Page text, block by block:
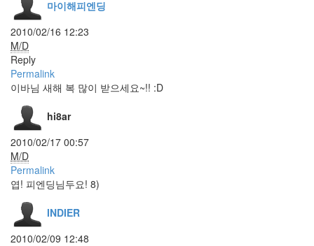
마이해피엔딩
2010/02/16 12:23
M/D
Reply
Permalink
이바님 새해 복 많이 받으세요~!! :D
hi8ar
2010/02/17 00:57
M/D
Permalink
엽! 피엔딩님두요! 8)
INDIER
2010/02/09 12:48
Wobachi
Retro
펫
싸
려
주
소
변
경
트